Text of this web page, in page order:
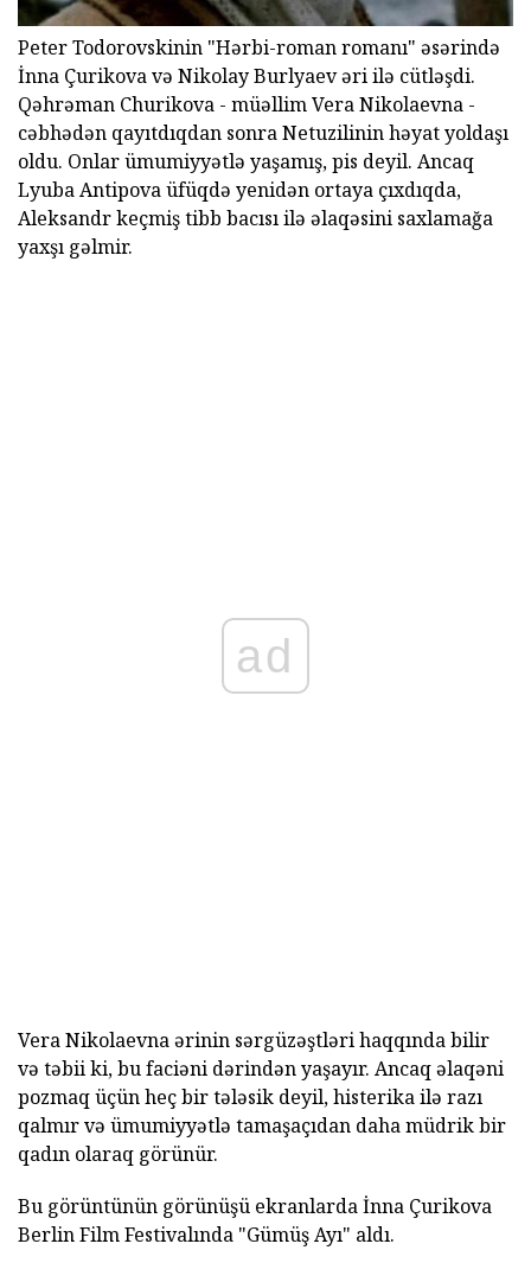
Peter Todorovskinin "Hərbi-roman romanı" əsərində
İnna Çurikova və Nikolay Burlyaev əri ilə cütləşdi.
Qəhrəman Churikova - müəllim Vera Nikolaevna -
cəbhədən qayıtdıqdan sonra Netuzilinin həyat yoldaşı
oldu. Onlar ümumiyyətlə yaşamış, pis deyil. Ancaq
Lyuba Antipova üfüqdə yenidən ortaya çıxdıqda,
Aleksandr keçmiş tibb bacısı ilə əlaqəsini saxlamağa
yaxşı gəlmir.
ad
Vera Nikolaevna ərinin sərgüzəştləri haqqında bilir
və təbii ki, bu faciəni dərindən yaşayır. Ancaq əlaqəni
pozmaq üçün heç bir tələsik deyil, histerika ilə razı
qalmır və ümumiyyətlə tamaşaçıdan daha müdrik bir
qadın olaraq görünür.
Bu görüntünün görünüşü ekranlarda İnna Çurikova
Berlin Film Festivalında "Gümüş Ayı" aldı.